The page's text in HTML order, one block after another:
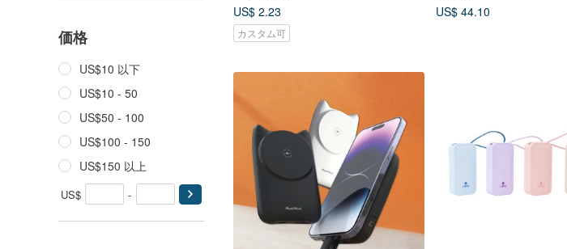
価格
US$10 以下
US$10 - 50
US$50 - 100
US$100 - 150
US$150 以上
US$ -
US$ 2.23
カスタム可
US$ 44.10